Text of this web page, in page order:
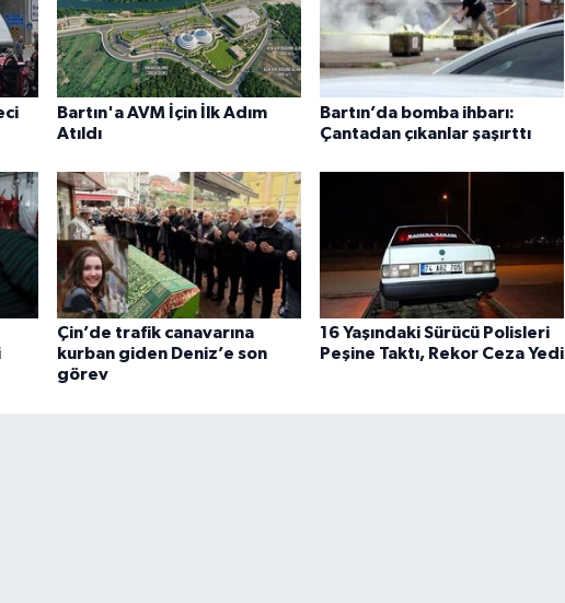
Bartın'a AVM İçin İlk Adım
Atıldı
Bartın’da bomba ihbarı:
Çantadan çıkanlar şaşırttı
Çin’de trafik canavarına
kurban giden Deniz’e son
görev
16 Yaşındaki Sürücü Polisleri
Peşine Taktı, Rekor Ceza Yedi